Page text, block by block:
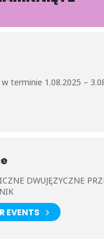
terminie 1.08.2025 –
DWUJĘZYCZNE
EVENTS